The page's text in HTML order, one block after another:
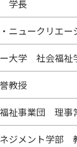
学長
ニュークリエ
ー大学 社会福
教授
祉事業団 理事
ジメント学部